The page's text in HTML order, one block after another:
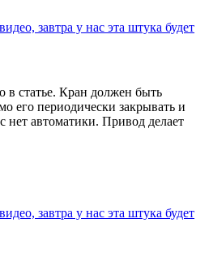
завтра у нас эта штука будет
в статье. Кран должен быть
его периодически закрывать и
нет автоматики. Привод делает
завтра у нас эта штука будет